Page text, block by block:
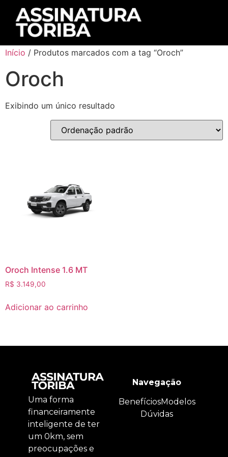
Início / Produtos marcados com a tag “Oroch”
Oroch
Exibindo um único resultado
Oroch Intense 1.6 MT
R$ 3.149,00
Adicionar ao carrinho
Uma forma
financeiramente
inteligente de ter
um 0km, sem
preocupações e
Navegação
BenefíciosModelos
Dúvidas